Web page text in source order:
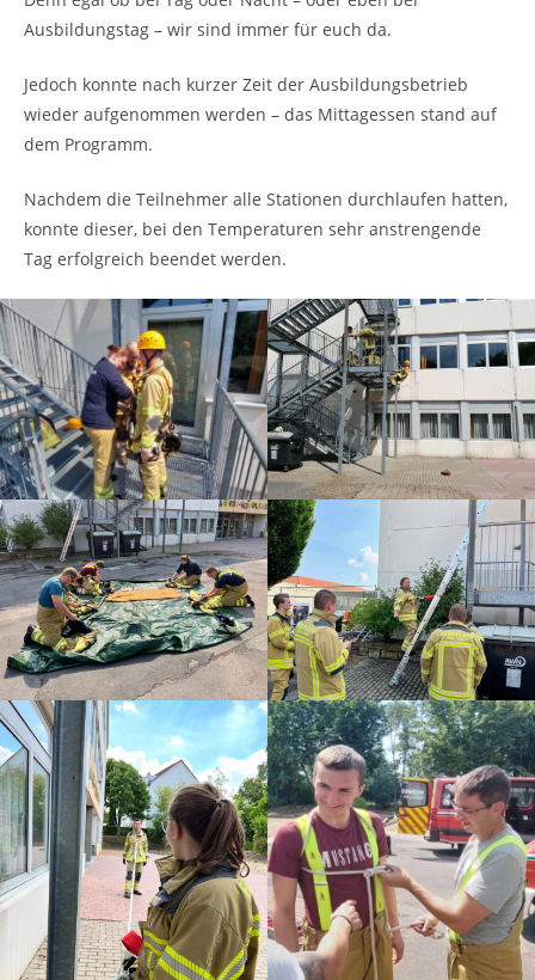
Ausbildungstag – wir sind immer für euch da.
Jedoch konnte nach kurzer Zeit der Ausbildungsbetrieb
wieder aufgenommen werden – das Mittagessen stand auf
dem Programm.
Nachdem die Teilnehmer alle Stationen durchlaufen hatten,
konnte dieser, bei den Temperaturen sehr anstrengende
Tag erfolgreich beendet werden.